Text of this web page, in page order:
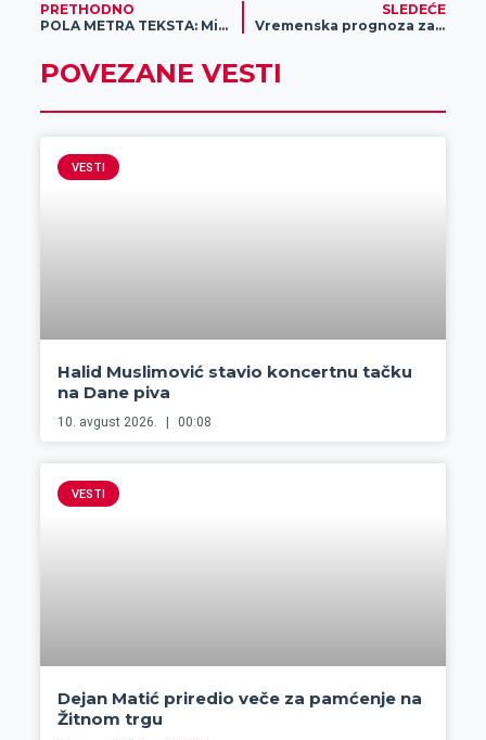
PRETHODNO
POLA METRA TEKSTA: Milenijalci – tehnološki hroničari i baksuzi
SLEDEĆE
Vremenska prognoza za 2. oktobar
POVEZANE VESTI
VESTI
Halid Muslimović stavio koncertnu tačku
na Dane piva
10. avgust 2026. 00:08
VESTI
Dejan Matić priredio veče za pamćenje na
Žitnom trgu